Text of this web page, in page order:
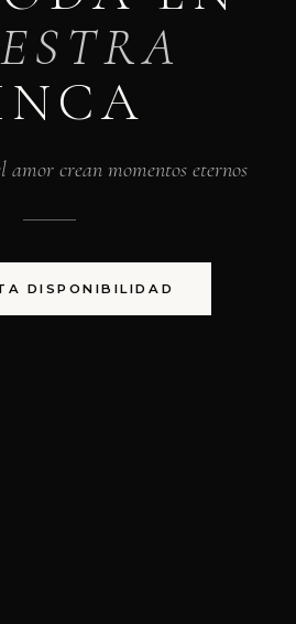
crean momentos eternos
DISPONIBILIDAD